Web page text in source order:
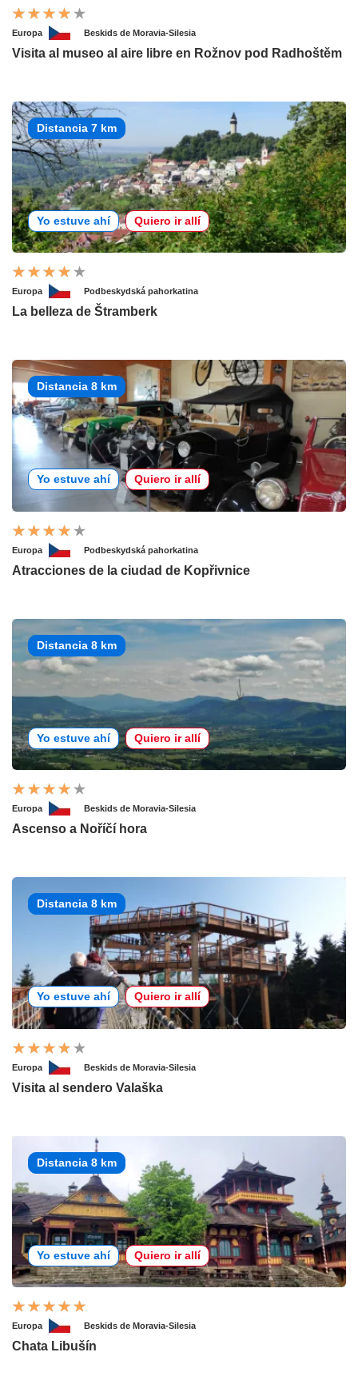
Europa Beskids de Moravia-Silesia
Visita al museo al aire libre en Rožnov pod Radhoštěm
Distancia 7 km
Yo estuve ahí Quiero ir allí
Europa Podbeskydská pahorkatina
La belleza de Štramberk
Distancia 8 km
Yo estuve ahí Quiero ir allí
Europa Podbeskydská pahorkatina
Atracciones de la ciudad de Kopřivnice
Distancia 8 km
Yo estuve ahí Quiero ir allí
Europa Beskids de Moravia-Silesia
Ascenso a Noříčí hora
Distancia 8 km
Yo estuve ahí Quiero ir allí
Europa Beskids de Moravia-Silesia
Visita al sendero Valaška
Distancia 8 km
Yo estuve ahí Quiero ir allí
Europa Beskids de Moravia-Silesia
Chata Libušín